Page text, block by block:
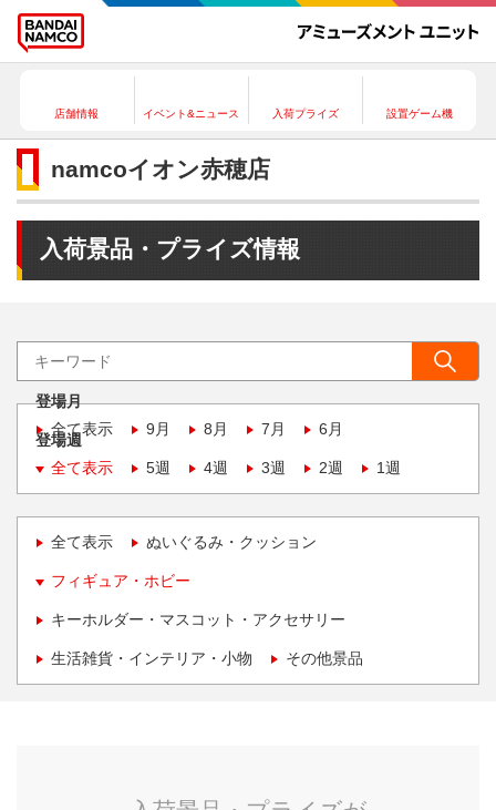
店舗情報 イベント&ニュース 入荷プライズ 設置ゲーム機
namcoイオン赤穂店
入荷景品・プライズ情報
登場月
全て表示
9月 8月 7月 6月
登場週
全て表示
5週 4週 3週 2週 1週
全て表示 ぬいぐるみ・クッション
フィギュア・ホビー
キーホルダー・マスコット・アクセサリー
生活雑貨・インテリア・小物 その他景品